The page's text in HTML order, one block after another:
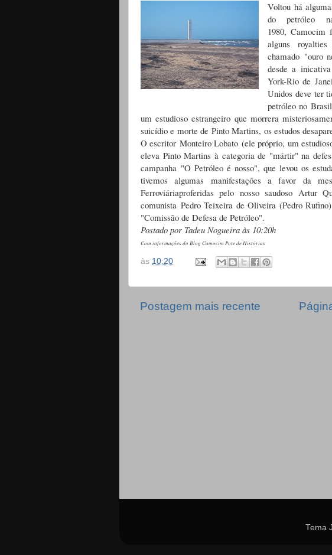
Voltou há
do petróleo
1980, Camocim
alguns
chamado "ouro
desde a
York-Rio de
Unidos deve ter
petróleo no
um estudioso estrangeiro que morrera
suicídio e morte de Pinto Martins, os estudos
O escritor Monteiro Lobato (ele próprio, um
eleva Pinto Martins à categoria de "mártir" na
campanha "O Petróleo é nosso", que levou os
tivemos algumas manifestações a favor da
Ferroviáriaproferidas pelo nosso saudoso Artur
comunista Pedro Teixeira de Oliveira (Pedro
"Comissão de Defesa de Petróleo".
Postado por Tadeu Nogueira às 10:20h
Com informações do Blog Camocim Pote de Histórias
às 10:20
Postagem mais recente
Tema